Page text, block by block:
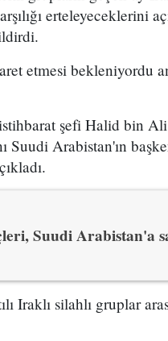
erteleyeceklerini
etmesi bekleniyordu
şefi Halid bin
Arabistan'ın
Suudi Arabistan'a
Iraklı silahlı gruplar